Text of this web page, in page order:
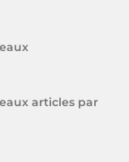
articles par